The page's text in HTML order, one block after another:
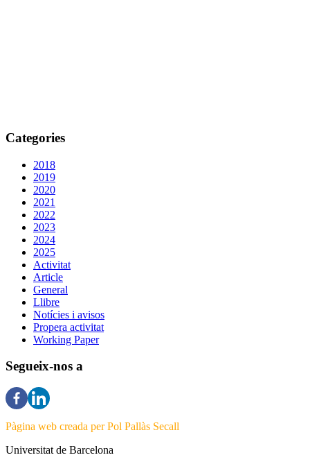
Categories
2018
2019
2020
2021
2022
2023
2024
2025
Activitat
Article
General
Llibre
Notícies i avisos
Propera activitat
Working Paper
Segueix-nos a
Pàgina web creada per Pol Pallàs Secall
Universitat de Barcelona